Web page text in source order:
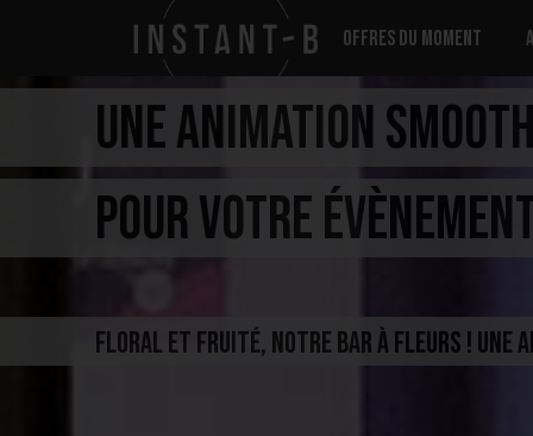
Offres du moment
UNE ANIMATION
POUR VOTRE
Floral et fruité, notre bar à fleurs ! Une